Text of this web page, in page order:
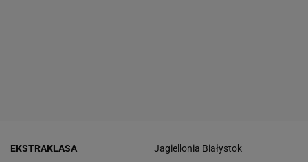
EKSTRAKLASA Jagiellonia Białystok